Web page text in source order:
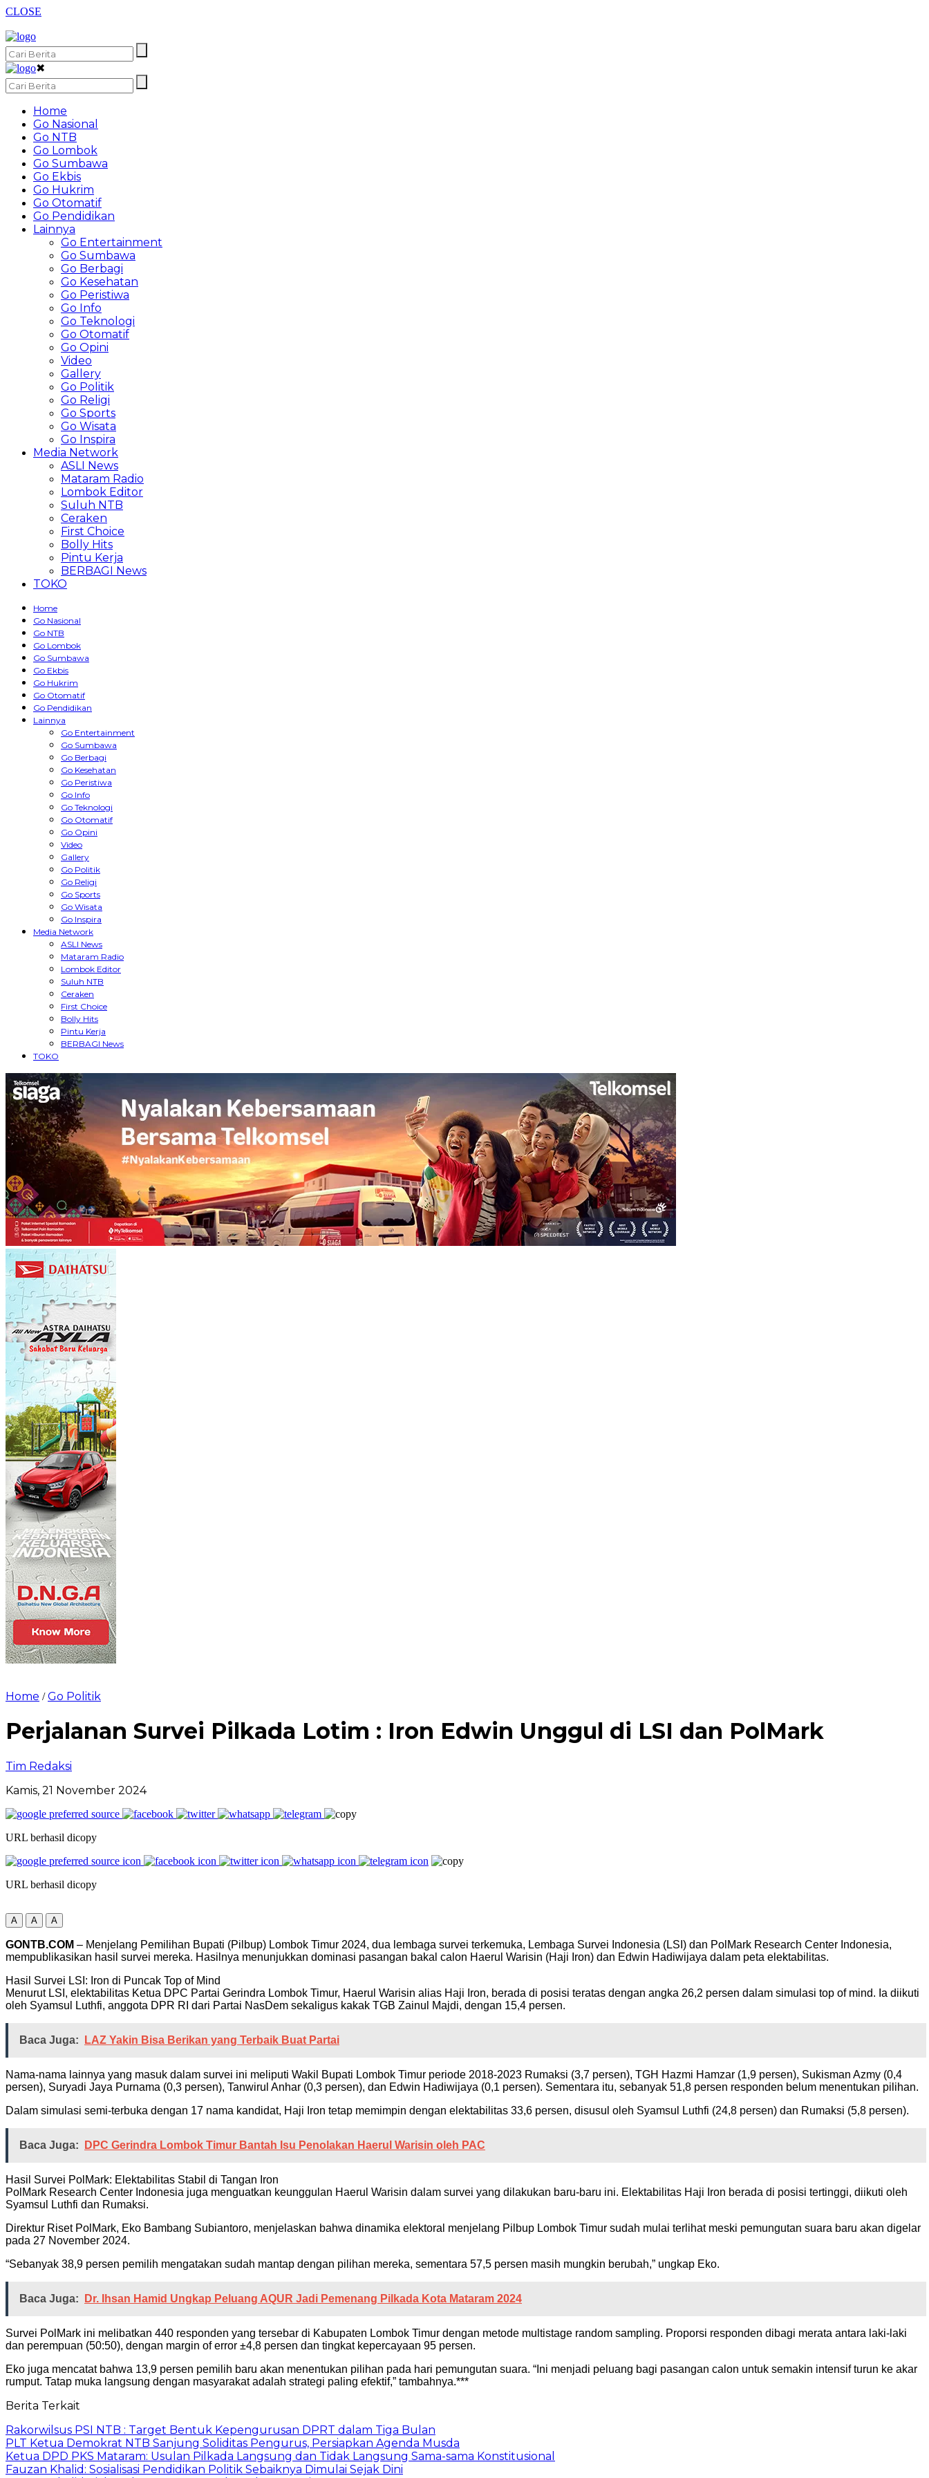
CLOSE
✖
Home
Go Nasional
Go NTB
Go Lombok
Go Sumbawa
Go Ekbis
Go Hukrim
Go Otomatif
Go Pendidikan
Lainnya
Go Entertainment
Go Sumbawa
Go Berbagi
Go Kesehatan
Go Peristiwa
Go Info
Go Teknologi
Go Otomatif
Go Opini
Video
Gallery
Go Politik
Go Religi
Go Sports
Go Wisata
Go Inspira
Media Network
ASLI News
Mataram Radio
Lombok Editor
Suluh NTB
Ceraken
First Choice
Bolly Hits
Pintu Kerja
BERBAGI News
TOKO
Home
Go Nasional
Go NTB
Go Lombok
Go Sumbawa
Go Ekbis
Go Hukrim
Go Otomatif
Go Pendidikan
Lainnya
Go Entertainment
Go Sumbawa
Go Berbagi
Go Kesehatan
Go Peristiwa
Go Info
Go Teknologi
Go Otomatif
Go Opini
Video
Gallery
Go Politik
Go Religi
Go Sports
Go Wisata
Go Inspira
Media Network
ASLI News
Mataram Radio
Lombok Editor
Suluh NTB
Ceraken
First Choice
Bolly Hits
Pintu Kerja
BERBAGI News
TOKO
Home /Go Politik
Perjalanan Survei Pilkada Lotim : Iron Edwin Unggul di LSI dan PolMark
Tim Redaksi
Kamis, 21 November 2024
URL berhasil dicopy
URL berhasil dicopy
A A A
GONTB.COM – Menjelang Pemilihan Bupati (Pilbup) Lombok Timur 2024, dua lembaga survei terkemuka, Lembaga Survei Indonesia (LSI) dan PolMark Research Center Indonesia,
mempublikasikan hasil survei mereka. Hasilnya menunjukkan dominasi pasangan bakal calon Haerul Warisin (Haji Iron) dan Edwin Hadiwijaya dalam peta elektabilitas.
Hasil Survei LSI: Iron di Puncak Top of Mind
Menurut LSI, elektabilitas Ketua DPC Partai Gerindra Lombok Timur, Haerul Warisin alias Haji Iron, berada di posisi teratas dengan angka 26,2 persen dalam simulasi top of mind. Ia diikuti
oleh Syamsul Luthfi, anggota DPR RI dari Partai NasDem sekaligus kakak TGB Zainul Majdi, dengan 15,4 persen.
Baca Juga: LAZ Yakin Bisa Berikan yang Terbaik Buat Partai
Nama-nama lainnya yang masuk dalam survei ini meliputi Wakil Bupati Lombok Timur periode 2018-2023 Rumaksi (3,7 persen), TGH Hazmi Hamzar (1,9 persen), Sukisman Azmy (0,4
persen), Suryadi Jaya Purnama (0,3 persen), Tanwirul Anhar (0,3 persen), dan Edwin Hadiwijaya (0,1 persen). Sementara itu, sebanyak 51,8 persen responden belum menentukan pilihan.
Dalam simulasi semi-terbuka dengan 17 nama kandidat, Haji Iron tetap memimpin dengan elektabilitas 33,6 persen, disusul oleh Syamsul Luthfi (24,8 persen) dan Rumaksi (5,8 persen).
Baca Juga: DPC Gerindra Lombok Timur Bantah Isu Penolakan Haerul Warisin oleh PAC
Hasil Survei PolMark: Elektabilitas Stabil di Tangan Iron
PolMark Research Center Indonesia juga menguatkan keunggulan Haerul Warisin dalam survei yang dilakukan baru-baru ini. Elektabilitas Haji Iron berada di posisi tertinggi, diikuti oleh
Syamsul Luthfi dan Rumaksi.
Direktur Riset PolMark, Eko Bambang Subiantoro, menjelaskan bahwa dinamika elektoral menjelang Pilbup Lombok Timur sudah mulai terlihat meski pemungutan suara baru akan digelar
pada 27 November 2024.
“Sebanyak 38,9 persen pemilih mengatakan sudah mantap dengan pilihan mereka, sementara 57,5 persen masih mungkin berubah,” ungkap Eko.
Baca Juga: Dr. Ihsan Hamid Ungkap Peluang AQUR Jadi Pemenang Pilkada Kota Mataram 2024
Survei PolMark ini melibatkan 440 responden yang tersebar di Kabupaten Lombok Timur dengan metode multistage random sampling. Proporsi responden dibagi merata antara laki-laki
dan perempuan (50:50), dengan margin of error ±4,8 persen dan tingkat kepercayaan 95 persen.
Eko juga mencatat bahwa 13,9 persen pemilih baru akan menentukan pilihan pada hari pemungutan suara. “Ini menjadi peluang bagi pasangan calon untuk semakin intensif turun ke akar
rumput. Tatap muka langsung dengan masyarakat adalah strategi paling efektif,” tambahnya.***
Berita Terkait
Rakorwilsus PSI NTB : Target Bentuk Kepengurusan DPRT dalam Tiga Bulan
PLT Ketua Demokrat NTB Sanjung Soliditas Pengurus, Persiapkan Agenda Musda
Ketua DPD PKS Mataram: Usulan Pilkada Langsung dan Tidak Langsung Sama-sama Konstitusional
Fauzan Khalid: Sosialisasi Pendidikan Politik Sebaiknya Dimulai Sejak Dini